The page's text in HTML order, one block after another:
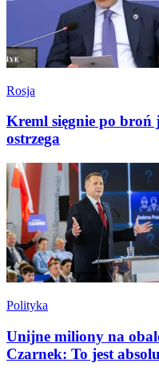
Rosja
Kreml sięgnie po
ostrzega
Polityka
Unijne miliony na
Czarnek: To jest